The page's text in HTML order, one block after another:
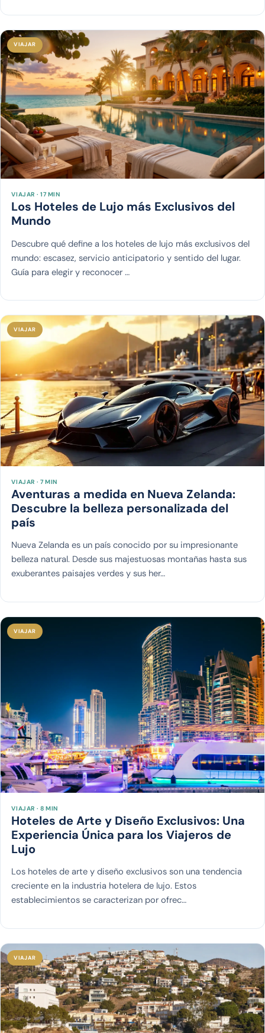
VIAJAR
VIAJAR · 17 MIN
Los Hoteles de Lujo más Exclusivos del
Mundo
Descubre qué define a los hoteles de lujo más exclusivos del
mundo: escasez, servicio anticipatorio y sentido del lugar.
Guía para elegir y reconocer …
VIAJAR
VIAJAR · 7 MIN
Aventuras a medida en Nueva Zelanda:
Descubre la belleza personalizada del
país
Nueva Zelanda es un país conocido por su impresionante
belleza natural. Desde sus majestuosas montañas hasta sus
exuberantes paisajes verdes y sus her…
VIAJAR
VIAJAR · 8 MIN
Hoteles de Arte y Diseño Exclusivos: Una
Experiencia Única para los Viajeros de
Lujo
Los hoteles de arte y diseño exclusivos son una tendencia
creciente en la industria hotelera de lujo. Estos
establecimientos se caracterizan por ofrec…
VIAJAR